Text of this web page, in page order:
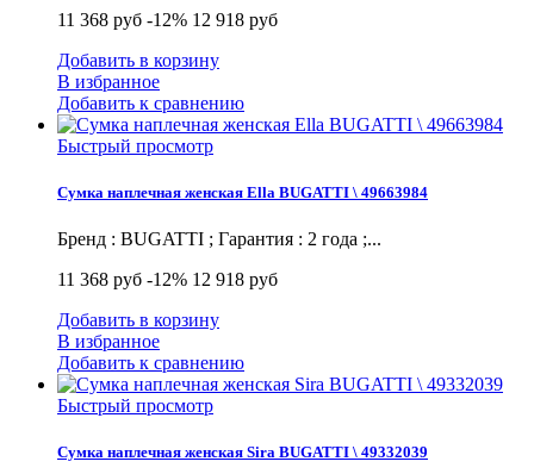
11 368 руб -12% 12 918 руб
Добавить в корзину
В избранное
Добавить к сравнению
Быстрый просмотр
Сумка наплечная женская Ella BUGATTI \ 49663984
Бренд : BUGATTI ; Гарантия : 2 года ;...
11 368 руб -12% 12 918 руб
Добавить в корзину
В избранное
Добавить к сравнению
Быстрый просмотр
Сумка наплечная женская Sira BUGATTI \ 49332039